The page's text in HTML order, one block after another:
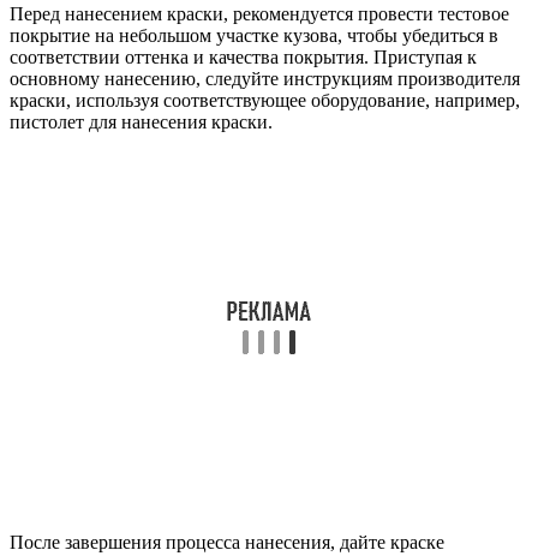
Перед нанесением краски, рекомендуется провести тестовое
покрытие на небольшом участке кузова, чтобы убедиться в
соответствии оттенка и качества покрытия. Приступая к
основному нанесению, следуйте инструкциям производителя
краски, используя соответствующее оборудование, например,
пистолет для нанесения краски.
После завершения процесса нанесения, дайте краске